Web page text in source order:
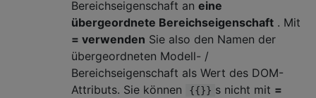
Bereichseigenschaft an eine
übergeordnete Bereichseigenschaft . Mit
= verwenden Sie also den Namen der
übergeordneten Modell- /
Bereichseigenschaft als Wert des DOM-
Attributs. Sie können
{{}} s nicht mit =